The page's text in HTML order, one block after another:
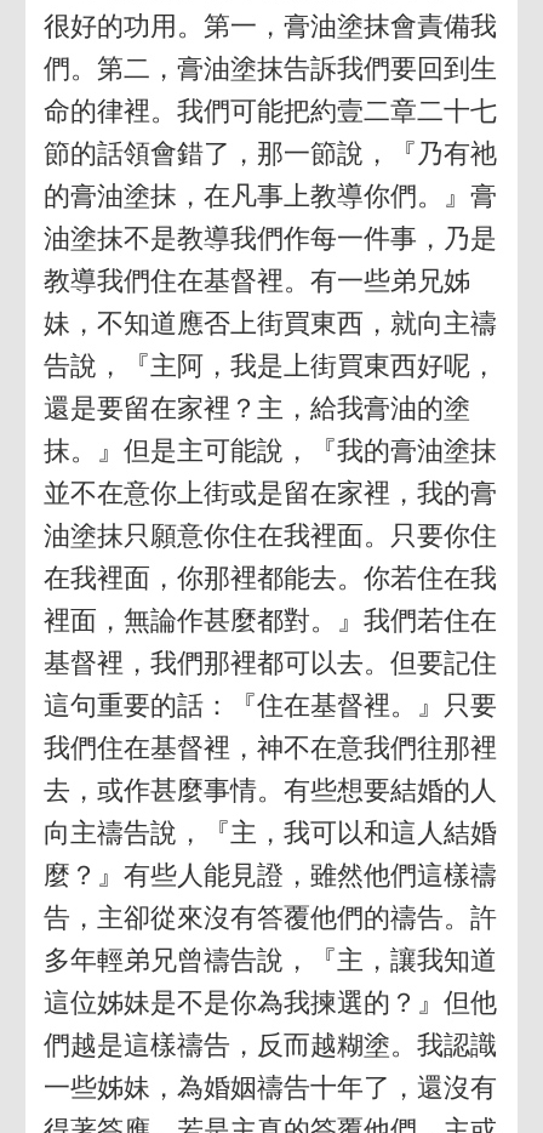
很好的功用。第一，膏油塗抹會責備我
們。第二，膏油塗抹告訴我們要回到生
命的律裡。我們可能把約壹二章二十七
節的話領會錯了，那一節說，『乃有祂
的膏油塗抹，在凡事上教導你們。』膏
油塗抹不是教導我們作每一件事，乃是
教導我們住在基督裡。有一些弟兄姊
妹，不知道應否上街買東西，就向主禱
告說，『主阿，我是上街買東西好呢，
還是要留在家裡？主，給我膏油的塗
抹。』但是主可能說，『我的膏油塗抹
並不在意你上街或是留在家裡，我的膏
油塗抹只願意你住在我裡面。只要你住
在我裡面，你那裡都能去。你若住在我
裡面，無論作甚麼都對。』我們若住在
基督裡，我們那裡都可以去。但要記住
這句重要的話：『住在基督裡。』只要
我們住在基督裡，神不在意我們往那裡
去，或作甚麼事情。有些想要結婚的人
向主禱告說，『主，我可以和這人結婚
麼？』有些人能見證，雖然他們這樣禱
告，主卻從來沒有答覆他們的禱告。許
多年輕弟兄曾禱告說，『主，讓我知道
這位姊妹是不是你為我揀選的？』但他
們越是這樣禱告，反而越糊塗。我認識
一些姊妹，為婚姻禱告十年了，還沒有